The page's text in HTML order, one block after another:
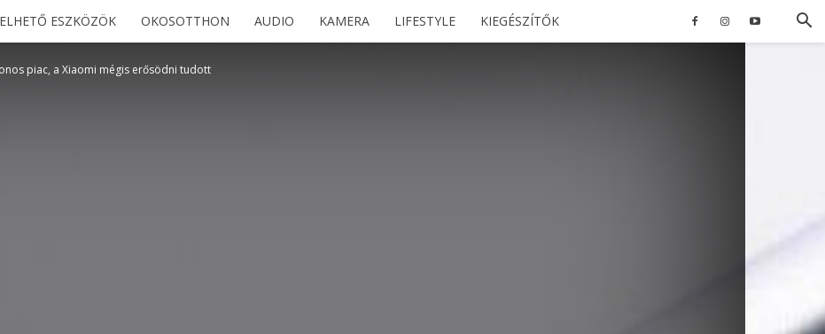
ESZKÖZÖK OKOSOTTHON AUDIO KAMERA LIFESTYLE KIEGÉSZÍTŐK
piac, a Xiaomi mégis erősödni tudott